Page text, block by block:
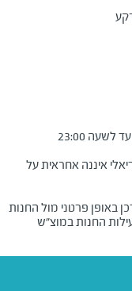
איננה אחראית על
באופן פרטני מול החנות
החנות במוצ"ש